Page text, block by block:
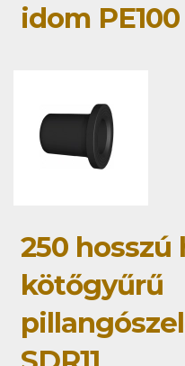
idom PE100
250
kötőgyűrű